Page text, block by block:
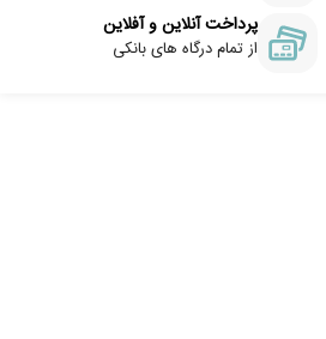
پرداخت آنلاین و آفلاین
از تمام درگاه های بانکی